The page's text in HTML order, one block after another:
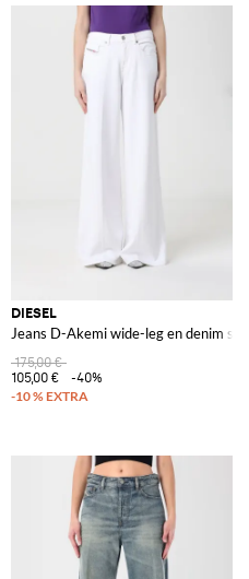
DIESEL
Jeans D-Akemi wide-leg en denim
175,00 €
105,00 €
-40%